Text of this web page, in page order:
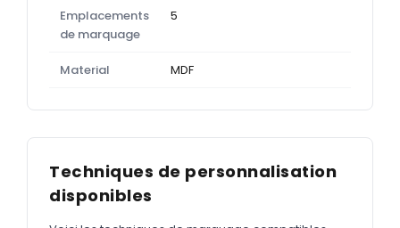
Emplacements
de marquage
5
Material MDF
Techniques de personnalisation
disponibles